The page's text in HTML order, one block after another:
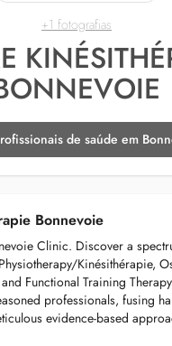
+1 fotografias
de saúde em
Bonnevoie
Clinic. Discover a
Kinésithérapie,
Functional Training
professionals, fusing
evidence-based